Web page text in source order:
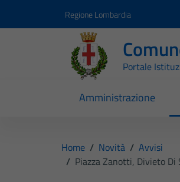
Regione Lombardia
Portale
Amministrazione
Home / Novità / Avvisi
/ Piazza Zanotti, Divieto Di